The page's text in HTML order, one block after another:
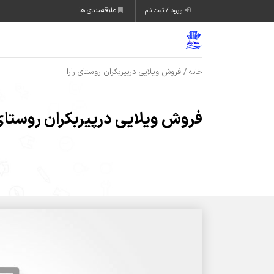
ورود / ثبت نام علاقه‌مندی ها
خانه / فروش ویلایی درپیربکران روستای رارا
فروش ویلایی درپیربکران